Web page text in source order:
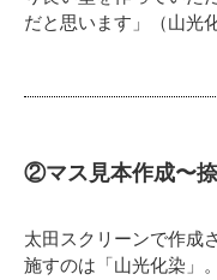
だと思います」（山光
②マス見本作成〜
太田スクリーンで作成
施すのは「山光化染」